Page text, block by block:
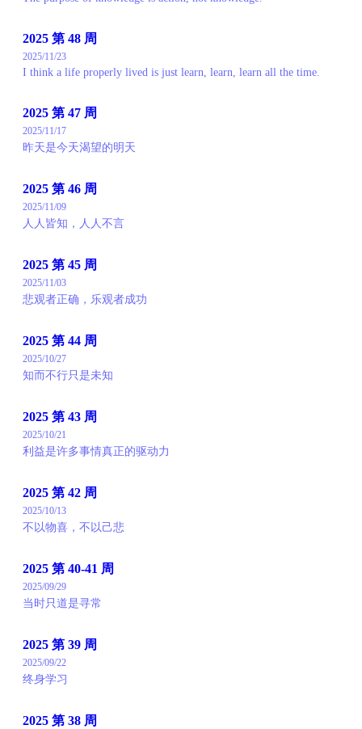
2025 第 48 周
2025/11/23
I think a life properly lived is just learn, learn, learn all the time.
2025 第 47 周
2025/11/17
昨天是今天渴望的明天
2025 第 46 周
2025/11/09
人人皆知，人人不言
2025 第 45 周
2025/11/03
悲观者正确，乐观者成功
2025 第 44 周
2025/10/27
知而不行只是未知
2025 第 43 周
2025/10/21
利益是许多事情真正的驱动力
2025 第 42 周
2025/10/13
不以物喜，不以己悲
2025 第 40-41 周
2025/09/29
当时只道是寻常
2025 第 39 周
2025/09/22
终身学习
2025 第 38 周